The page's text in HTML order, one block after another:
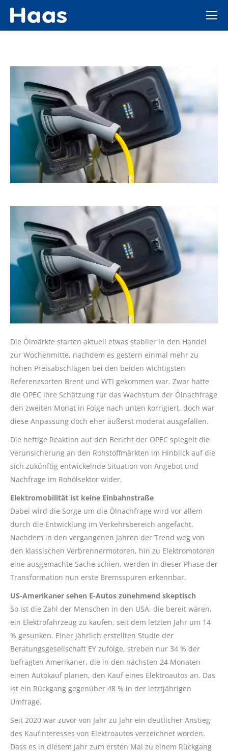
Die Ölmärkte starten aktuell etwas stabiler in den Handel
zur Wochenmitte, nachdem es gestern einmal mehr zu
hohen Preisabschlägen bei den beiden wichtigsten
Referenzsorten Brent und WTI gekommen war. Zwar hatte
die OPEC ihre Schätzung für das Wachstum der Ölnachfrage
den zweiten Monat in Folge nach unten korrigiert, doch war
diese Anpassung doch eher äußerst moderat ausgefallen.
Die heftige Reaktion auf den Bericht der OPEC spiegelt die
Verunsicherung an den Rohstoffmärkten im Hinblick auf die
sich zukünftig entwickelnde Situation von Angebot und
Nachfrage im Rohölsektor wider.
Elektromobilität ist keine Einbahnstraße
Dabei wird die Sorge um die Ölnachfrage wird vor allem
durch die Entwicklung im Verkehrsbereich angefacht.
Nachdem in den vergangenen Jahren der Trend weg von
den klassischen Verbrennermotoren, hin zu Elektromotoren
eine ausgemachte Sache schien, werden in dieser Phase der
Transformation nun erste Bremsspuren erkennbar.
US-Amerikaner sehen E-Autos zunehmend skeptisch
So ist die Zahl der Menschen in den USA, die bereit wären,
ein Elektrofahrzeug zu kaufen, seit dem letzten Jahr um 14
% gesunken. Einer jährlich erstellten Studie der
Beratungsgesellschaft EY zufolge, streben nur 34 % der
befragten Amerikaner, die in den nächsten 24 Monaten
einen Autokauf planen, den Kauf eines Elektroautos an. Das
ist ein Rückgang gegenüber 48 % in der letztjährigen
Umfrage.
Seit 2020 war zuvor von Jahr zu Jahr ein deutlicher Anstieg
des Kaufinteresses von Elektroautos verzeichnet worden.
Dass es in diesem Jahr zum ersten Mal zu einem Rückgang